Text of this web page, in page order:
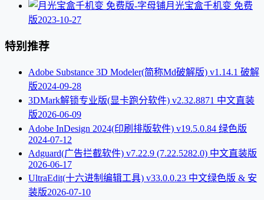
月光宝盒千机变 免费
版2023-10-27
特别推荐
Adobe Substance 3D Modeler(简称Md破解版) v1.14.1 破解
版2024-09-28
3DMark解锁专业版(显卡跑分软件) v2.32.8871 中文直装
版2026-06-09
Adobe InDesign 2024(印刷排版软件) v19.5.0.84 绿色版
2024-07-12
Adguard(广告拦截软件) v7.22.9 (7.22.5282.0) 中文直装版
2026-06-17
UltraEdit(十六进制编辑工具) v33.0.0.23 中文绿色版 & 安
装版2026-07-10